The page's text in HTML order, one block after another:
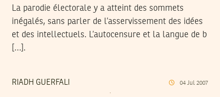
La parodie électorale y a atteint des sommets
inégalés, sans parler de l’asservissement des idées
et des intellectuels. L’autocensure et la langue de b
[…].
RIADH GUERFALI 04 Jul 2007